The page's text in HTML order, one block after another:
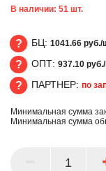
В наличии: 51 шт.
БЦ
БЦ: 1041.66 руб./
ОПТ
ОПТ: 937.10
ПАРТНЕР
ПАРТНЕР: по
Минимальная сумма
Минимальная сумма